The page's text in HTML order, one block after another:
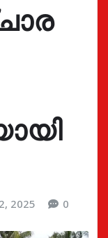
2025 0